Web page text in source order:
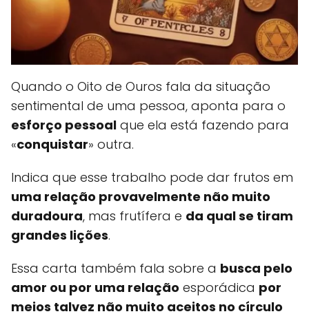
Quando o Oito de Ouros fala da situação
sentimental de uma pessoa, aponta para o
esforço pessoal que ela está fazendo para
«conquistar» outra.
Indica que esse trabalho pode dar frutos em
uma relação provavelmente não muito
duradoura, mas frutífera e da qual se tiram
grandes lições.
Essa carta também fala sobre a busca pelo
amor ou por uma relação esporádica por
meios talvez não muito aceitos no círculo